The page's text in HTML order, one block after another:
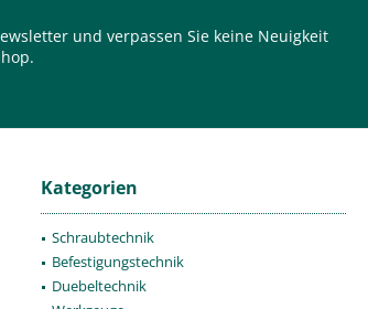
und verpassen Sie keine Neuigkeit
Kategorien
Schraubtechnik
Befestigungstechnik
Duebeltechnik